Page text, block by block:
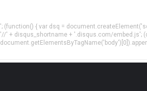
'; (function() { var dsq =
'//' + disqus_shortname + '.disqus.com/embed.js';